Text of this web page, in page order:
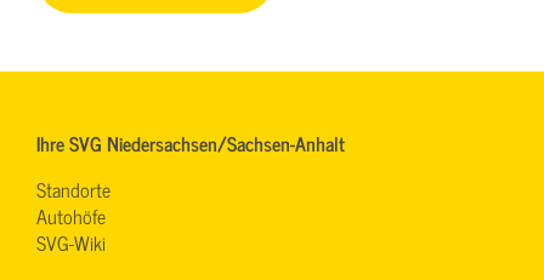
Ihre SVG Niedersachsen/Sachsen-Anhalt
Standorte
Autohöfe
SVG-Wiki